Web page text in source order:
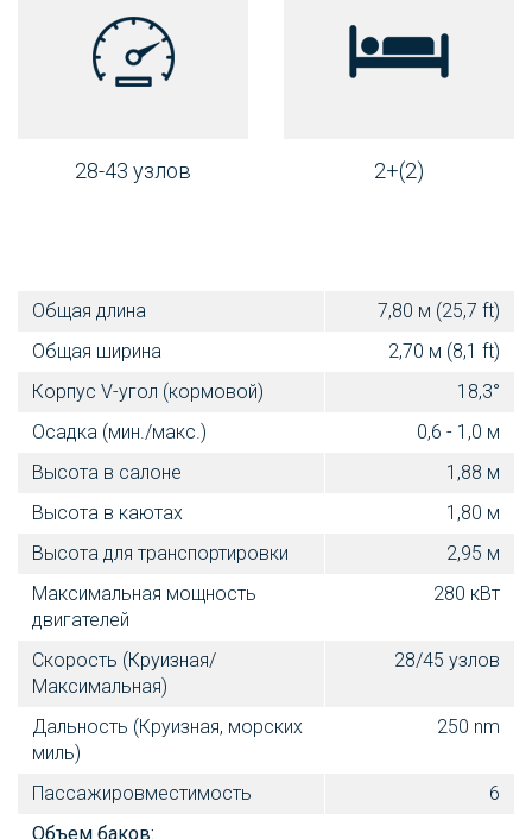
28-43 узлов 2+(2)
Общая длина
7,80 м (25,7 ft)
Общая ширина
2,70 м (8,1 ft)
Корпус V-угол (кормовой)
18,3°
Осадка (мин./макс.)
0,6 - 1,0 м
Высота в салоне
1,88 м
Высота в каютах
1,80 м
Высота для транспортировки
2,95 м
Максимальная мощность
двигателей
280 кВт
Скорость (Круизная/
Максимальная)
28/45 узлов
Дальность (Круизная, морских
миль)
250 nm
Пассажировместимость
6
Объем баков: